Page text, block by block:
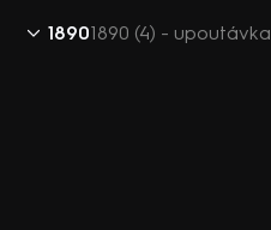
18901890 (4) - upoutávka